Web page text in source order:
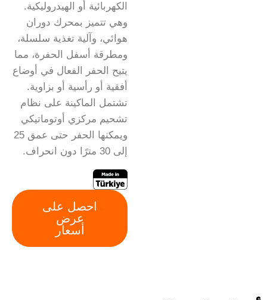
الكهربائية أو الهيدروليكية.
وهي تتميز بمحرك دوران
هوائي، وآلية تغذية سلسلة،
ومطرقة أسفل الحفرة، مما
يتيح الحفر الفعال في أوضاع
أفقية أو رأسية أو بزاوية.
تشتمل الماكينة على نظام
تشحيم مركزي أوتوماتيكي
ويمكنها الحفر حتى عمق 25
إلى 30 مترًا دون انحراف.
احصل على
عرض
أسعار